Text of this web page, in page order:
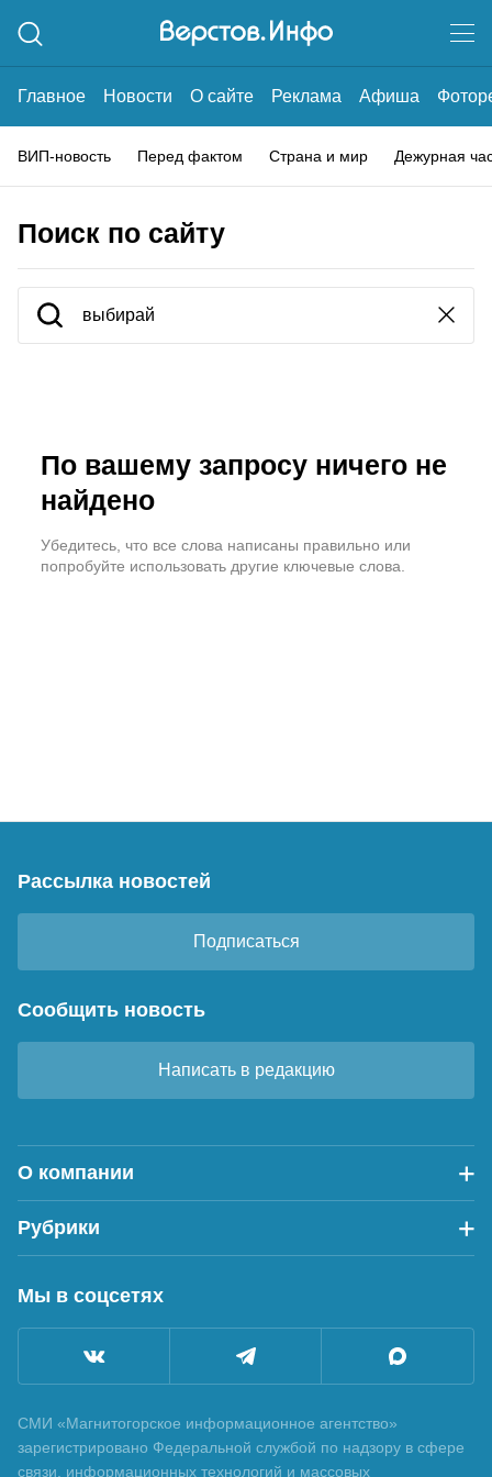
Главное Новости О сайте Реклама Афиша
ВИП-новость Перед фактом Страна и мир Дежурная
Поиск по сайту
По вашему запросу ничего не
найдено
Убедитесь, что все слова написаны правильно или
попробуйте использовать другие ключевые слова.
Рассылка новостей
Подписаться
Сообщить новость
Написать в редакцию
О компании
Рубрики
Мы в соцсетях
СМИ «Магнитогорское информационное агентство»
зарегистрировано Федеральной службой по надзору в сфере
связи, информационных технологий и массовых